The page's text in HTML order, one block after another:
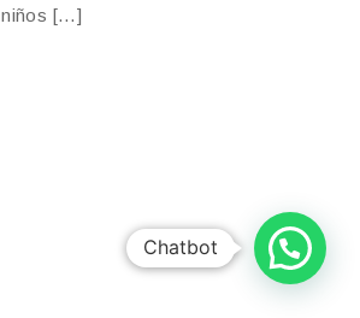
niños […]
Chatbot